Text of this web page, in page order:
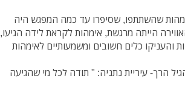
שהשתתפו, שסיפרו עד כמה המפגש היה
הייתה מרגשת, אימהות לקראת לידה הגיעו,
והעניקו כלים חשובים ומשמעותיים לאימהות
מנהלת לידה-3, אגף הגיל הרך- עיריית נתניה: " תודה לכל מי שהגיעה